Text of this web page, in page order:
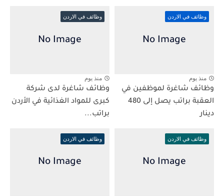
وظائف في الاردن
منذ يوم
وظائف شاغرة لموظفين في
العقبة براتب يصل إلى 480
دينار
وظائف في الاردن
منذ يوم
وظائف شاغرة لدى شركة
كبرى للمواد الغذائية في الأردن
براتب...
وظائف في الاردن وظائف في الاردن